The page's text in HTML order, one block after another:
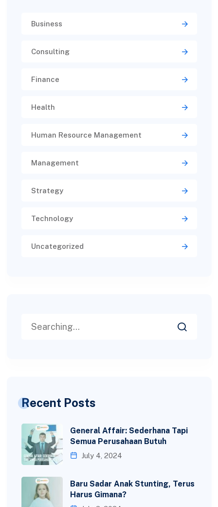
Business
Consulting
Finance
Health
Human Resource Management
Management
Strategy
Technology
Uncategorized
Recent Posts
General Affair: Sederhana Tapi
Semua Perusahaan Butuh
July 4, 2024
Baru Sadar Anak Stunting, Terus
Harus Gimana?